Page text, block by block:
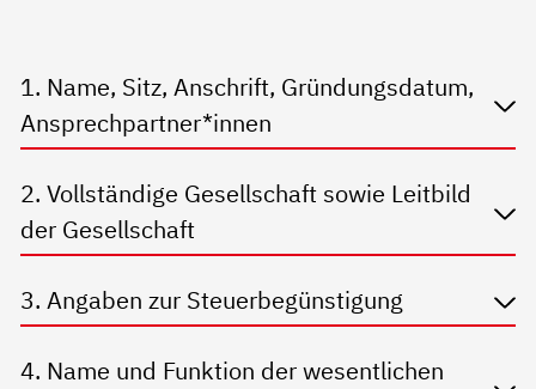
1. Name, Sitz, Anschrift, Gründungsdatum,
Ansprechpartner*innen
2. Vollständige Gesellschaft sowie Leitbild
der Gesellschaft
3. Angaben zur Steuerbegünstigung
4. Name und Funktion der wesentlichen